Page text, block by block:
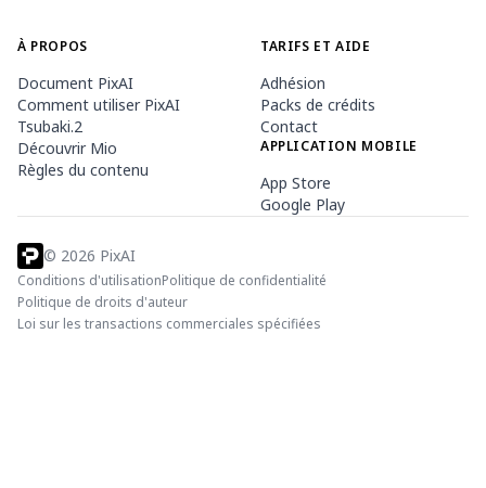
À PROPOS
Document PixAI
Comment utiliser PixAI
Tsubaki.2
Découvrir Mio
Règles du contenu
TARIFS ET AIDE
Adhésion
Packs de crédits
Contact
APPLICATION MOBILE
App Store
Google Play
© 2026 PixAI
Conditions d'utilisationPolitique de confidentialité
Politique de droits d'auteur
Loi sur les transactions commerciales spécifiées